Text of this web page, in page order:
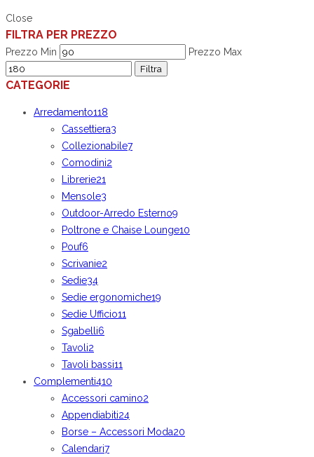
Close
FILTRA PER PREZZO
Prezzo Min
Prezzo Max
Filtra
CATEGORIE
Arredamento118
Cassettiera3
Collezionabile7
Comodini2
Librerie21
Mensole3
Outdoor-Arredo Esterno9
Poltrone e Chaise Lounge10
Pouf6
Scrivanie2
Sedie34
Sedie ergonomiche19
Sedie Ufficio11
Sgabelli6
Tavoli2
Tavoli bassi11
Complementi410
Accessori camino2
Appendiabiti24
Borse – Accessori Moda20
Calendari7